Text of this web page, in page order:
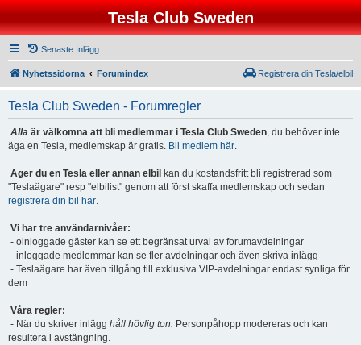
Tesla Club Sweden
Senaste Inlägg
Nyhetssidorna Forumindex Registrera din Tesla/elbil
Tesla Club Sweden - Forumregler
Alla är välkomna att bli medlemmar i Tesla Club Sweden, du behöver inte
äga en Tesla, medlemskap är gratis. Bli medlem här.
Äger du en Tesla eller annan elbil kan du kostandsfritt bli registrerad som
"Teslaägare" resp "elbilist" genom att först skaffa medlemskap och sedan
registrera din bil här.
Vi har tre användarnivåer:
- oinloggade gäster kan se ett begränsat urval av forumavdelningar
- inloggade medlemmar kan se fler avdelningar och även skriva inlägg
- Teslaägare har även tillgång till exklusiva VIP-avdelningar endast synliga för
dem
Våra regler:
- När du skriver inlägg håll hövlig ton. Personpåhopp modereras och kan
resultera i avstängning.